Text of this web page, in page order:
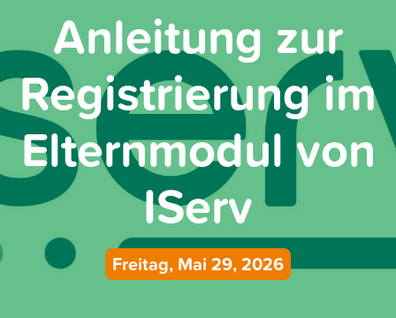
Anleitung zur
Registrierung im
Elternmodul von
IServ
Freitag, Mai 29, 2026